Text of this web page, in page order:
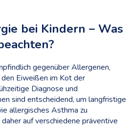
bei Kindern – Was
gegenüber Allergenen,
Eiweißen im Kot der
Diagnose und
sind entscheidend, um langfristige
allergisches Asthma zu
auf verschiedene präventive